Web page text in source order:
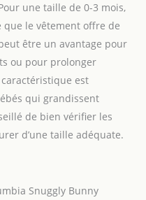
une taille de 0-3 mois,
le vêtement offre de
être un avantage pour
ou pour prolonger
est
qui grandissent
de bien vérifier les
d’une taille adéquate.
Snuggly Bunny